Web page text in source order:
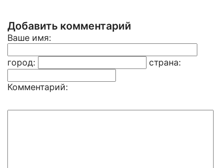
Добавить комментарий
Ваше имя:
город: страна:
Комментарий: